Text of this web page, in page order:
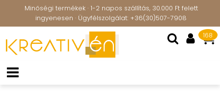
Minőségi termékek · 1-2 napos szállítás, 30.000 Ft felett
ingyenesen · Ügyfélszolgálat: +36(30)507-7908
168